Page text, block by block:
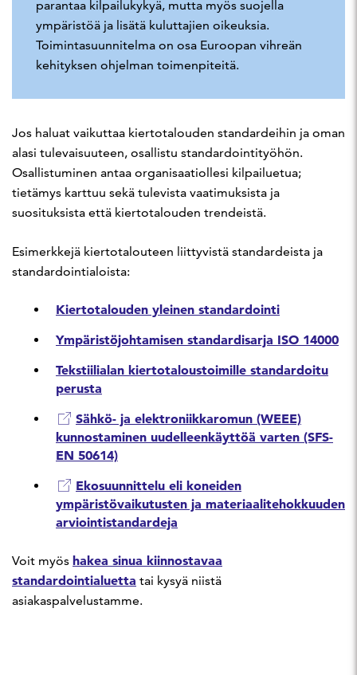
parantaa kilpailukykyä, mutta myös suojella
ympäristöä ja lisätä kuluttajien oikeuksia.
Toimintasuunnitelma on osa Euroopan vihreän
kehityksen ohjelman toimenpiteitä.
Jos haluat vaikuttaa kiertotalouden standardeihin ja oman
alasi tulevaisuuteen, osallistu standardointityöhön.
Osallistuminen antaa organisaatiollesi kilpailuetua;
tietämys karttuu sekä tulevista vaatimuksista ja
suosituksista että kiertotalouden trendeistä.
Esimerkkejä kiertotalouteen liittyvistä standardeista ja
standardointialoista:
Kiertotalouden yleinen standardointi
Ympäristöjohtamisen standardisarja ISO 14000
Tekstiilialan kiertotaloustoimille standardoitu
perusta
Sähkö- ja elektroniikkaromun (WEEE)
kunnostaminen uudelleenkäyttöä varten (SFS-
EN 50614)
Ekosuunnittelu eli koneiden
ympäristövaikutusten ja materiaalitehokkuuden
arviointistandardeja
Voit myös hakea sinua kiinnostavaa
standardointialuetta tai kysyä niistä
asiakaspalvelustamme.